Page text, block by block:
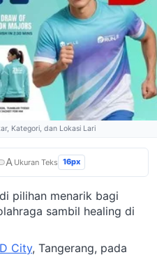
Kategori, dan Lokasi Lari
A Ukuran Teks 16px
pilihan menarik bagi
sambil healing di
City, Tangerang, pada